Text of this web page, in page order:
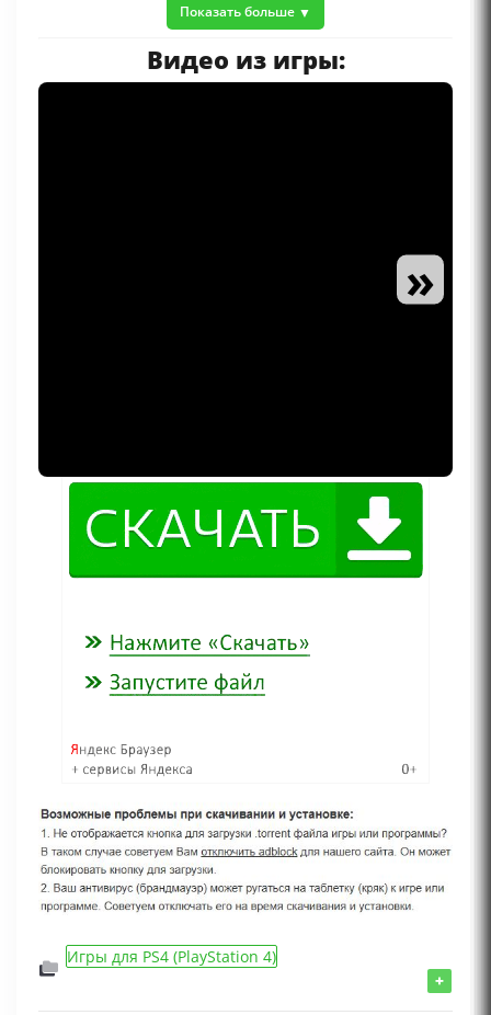
Показать больше
Видео из игры:
»
Игры для PS4 (PlayStation 4)
+